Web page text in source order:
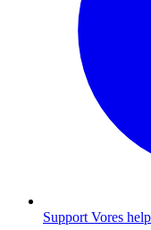
Support Vores